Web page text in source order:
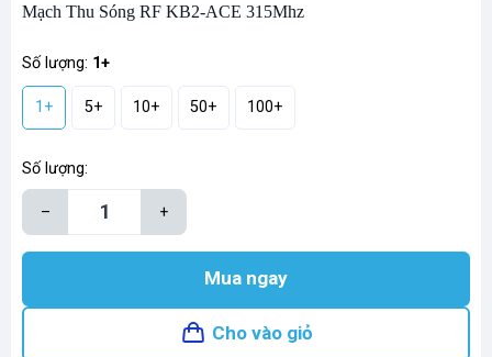
Mạch Thu Sóng RF KB2-ACE 315Mhz
Số lượng: 1+
1+ 5+ 10+ 50+ 100+
Số lượng:
– +
Mua ngay
Cho vào giỏ